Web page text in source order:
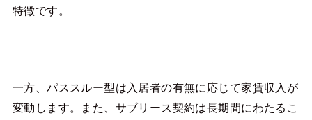
特徴です。
一方、パススルー型は入居者の有無に応じて家賃収入が
変動します。また、サブリース契約は長期間にわたるこ